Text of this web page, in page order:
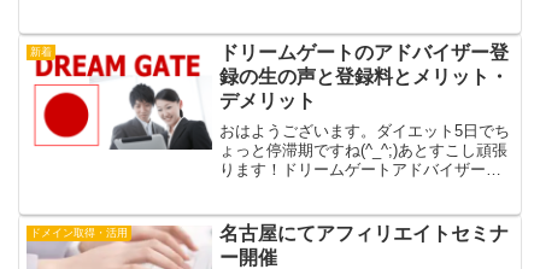
に出没するようになりました。JRの構内
で、「大久保...
新着
ドリームゲートのアドバイザー登
録の生の声と登録料とメリット・
デメリット
おはようございます。ダイエット5日でち
ょっと停滞期ですね(^_^;)あとすこし頑張
ります！ドリームゲートアドバイザーは
にアドバイザー登録し研修後の懇親会で
私...
ドメイン取得・活用
名古屋にてアフィリエイトセミナ
ー開催